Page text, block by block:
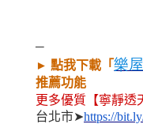
─
►點我下載「樂
推薦功能
更多優質【寧靜透
台北市➤https://